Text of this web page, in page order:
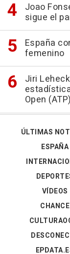
Joao
sigue el
España
femenino
Jiri
Open (ATP)
ÚLTIMAS
ESPAÑA
VÍDEOS
CHANCE